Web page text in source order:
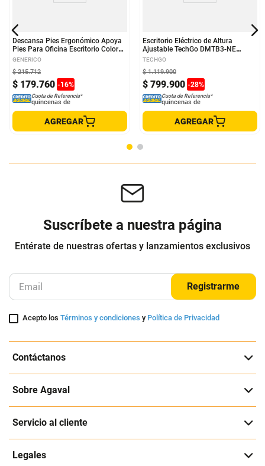
Descansa Pies Ergonómico Apoya
Pies Para Oficina Escritorio Color
Gris
GENERICO
$ 179.760 -16%
$ 215.712
Cuota de Referencia*
quincenas de
AGREGAR
Escritorio Eléctrico de Altura
Ajustable TechGo DMTB3-NE
Diseño Ergonómico y Moderno,
TECHGO
$ 799.900 -28%
$ 1.119.900
Cuota de Referencia*
quincenas de
AGREGAR
Suscríbete a nuestra página
Entérate de nuestras ofertas y lanzamientos exclusivos
Registrarme
Acepto losTérminos y condiciones y Política de Privacidad
Contáctanos
Sobre Agaval
Servicio al cliente
Legales